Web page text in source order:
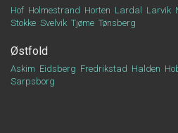
Hof Holmestrand Horten Lardal Larvik
Stokke Svelvik Tjøme Tønsberg
Østfold
Askim Eidsberg Fredrikstad Halden
Sarpsborg